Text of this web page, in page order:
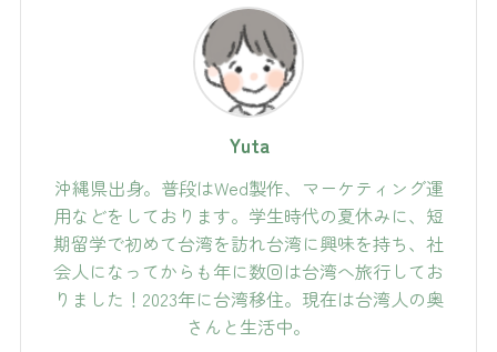
Yuta
沖縄県出身。普段はWed製作、マーケティング運
用などをしております。学生時代の夏休みに、短
期留学で初めて台湾を訪れ台湾に興味を持ち、社
会人になってからも年に数回は台湾へ旅行してお
りました！2023年に台湾移住。現在は台湾人の奥
さんと生活中。